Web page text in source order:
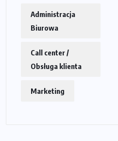
Administracja
Biurowa
Call center /
Obsługa klienta
Marketing